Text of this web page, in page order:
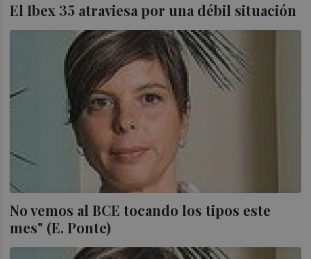
El Ibex 35 atraviesa por una débil situación
No vemos al BCE tocando los tipos este
mes" (E. Ponte)